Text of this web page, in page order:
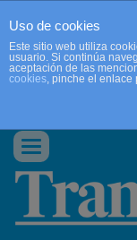
Conmutar
navegación
Uso de cookies
Este sitio web utiliza
usuario. Si continúa
aceptación de las
cookies, pinche el enlace